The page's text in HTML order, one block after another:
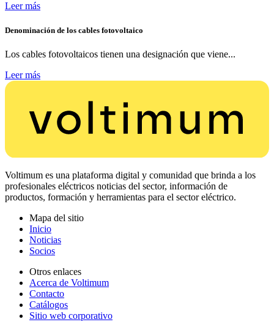
Leer más
Denominación de los cables fotovoltaico
Los cables fotovoltaicos tienen una designación que viene...
Leer más
Voltimum es una plataforma digital y comunidad que brinda a los
profesionales eléctricos noticias del sector, información de
productos, formación y herramientas para el sector eléctrico.
Mapa del sitio
Inicio
Noticias
Socios
Otros enlaces
Acerca de Voltimum
Contacto
Catálogos
Sitio web corporativo